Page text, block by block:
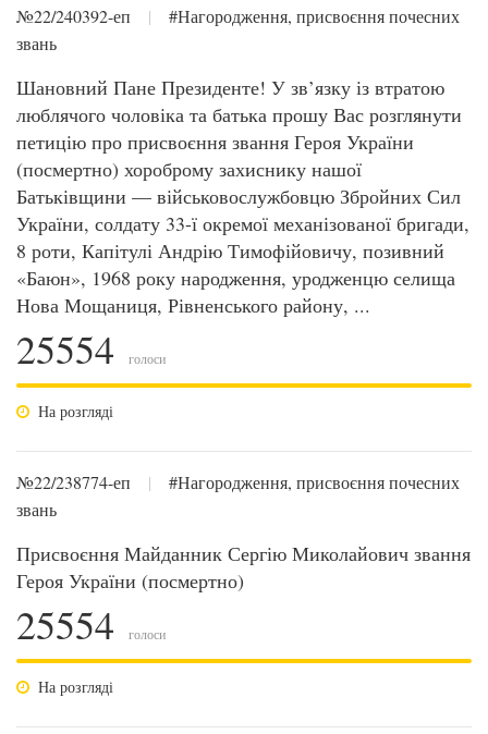
№22/240392-еп |
#Нагородження, присвоєння почесних
звань
Шановний Пане Президенте! У зв’язку із втратою
люблячого чоловіка та батька прошу Вас розглянути
петицію про присвоєння звання Героя України
(посмертно) хороброму захиснику нашої
Батьківщини — військовослужбовцю Збройних Сил
України, солдату 33-ї окремої механізованої бригади,
8 роти, Капітулі Андрію Тимофійовичу, позивний
«Баюн», 1968 року народження, уродженцю селища
Нова Мощаниця, Рівненського району, ...
25554 голоси
На розгляді
№22/238774-еп |
#Нагородження, присвоєння почесних
звань
Присвоєння Майданник Сергію Миколайович звання
Героя України (посмертно)
25554 голоси
На розгляді